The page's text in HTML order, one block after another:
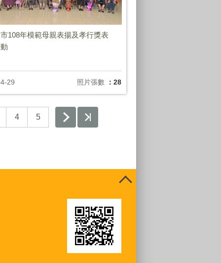
108年模範母親表揚及孝行獎表
29 照片張數 ：28
4 5